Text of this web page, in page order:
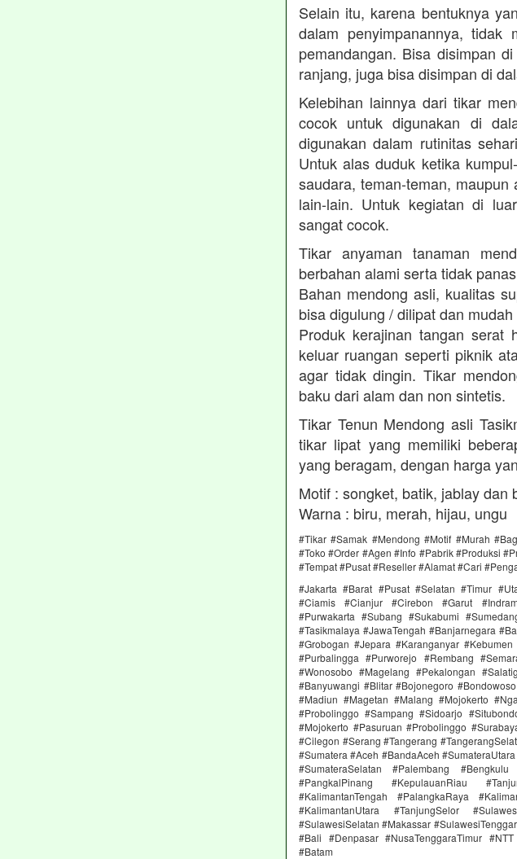
Selain itu, karena bentuknya
dalam penyimpanannya, tidak
pemandangan. Bisa disimpan
ranjang, juga bisa disimpan di
Kelebihan lainnya dari tikar
cocok untuk digunakan di
digunakan dalam rutinitas
Untuk alas duduk ketika
saudara, teman-teman,
lain-lain. Untuk kegiatan di
sangat cocok.
Tikar anyaman tanaman
berbahan alami serta tidak
Bahan mendong asli, kualitas
bisa digulung / dilipat dan
Produk kerajinan tangan serat
keluar ruangan seperti piknik
agar tidak dingin. Tikar
baku dari alam dan non sintetis.
Tikar Tenun Mendong asli
tikar lipat yang memiliki
yang beragam, dengan harga
Motif : songket, batik, jablay dan
Warna : biru, merah, hijau, ungu
#Tikar #Samak #Mendong #Motif #Murah
#Toko #Order #Agen #Info #Pabrik #Produksi
#Tempat #Pusat #Reseller #Alamat #Cari
#Jakarta #Barat #Pusat #Selatan #Timur
#Ciamis #Cianjur #Cirebon #Garut
#Purwakarta #Subang #Sukabumi
#Tasikmalaya #JawaTengah #Banjarnegara
#Grobogan #Jepara #Karanganyar
#Purbalingga #Purworejo #Rembang
#Wonosobo #Magelang #Pekalongan
#Banyuwangi #Blitar #Bojonegoro
#Madiun #Magetan #Malang #Mojokerto
#Probolinggo #Sampang #Sidoarjo
#Mojokerto #Pasuruan #Probolinggo
#Cilegon #Serang #Tangerang
#Sumatera #Aceh #BandaAceh
#SumateraSelatan #Palembang
#PangkalPinang #KepulauanRiau
#KalimantanTengah #PalangkaRaya
#KalimantanUtara #TanjungSelor
#SulawesiSelatan #Makassar
#Bali #Denpasar #NusaTenggaraTimur
#Batam